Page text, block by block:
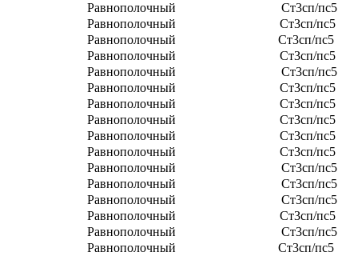
Равнополочный
Ст3сп/пс5
Равнополочный
Ст3сп/пс5
Равнополочный
Ст3сп/пс5
Равнополочный
Ст3сп/пс5
Равнополочный
Ст3сп/пс5
Равнополочный
Ст3сп/пс5
Равнополочный
Ст3сп/пс5
Равнополочный
Ст3сп/пс5
Равнополочный
Ст3сп/пс5
Равнополочный
Ст3сп/пс5
Равнополочный
Ст3сп/пс5
Равнополочный
Ст3сп/пс5
Равнополочный
Ст3сп/пс5
Равнополочный
Ст3сп/пс5
Равнополочный
Ст3сп/пс5
Равнополочный
Ст3сп/пс5